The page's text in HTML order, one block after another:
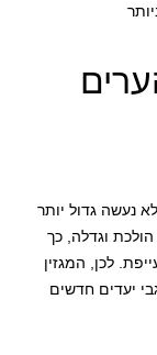
נעשה גדול יותר
וגדלה, כך
לכן, המגזין
יעדים חדשים